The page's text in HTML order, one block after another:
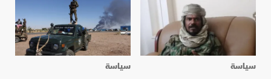
سياسة
سياسة